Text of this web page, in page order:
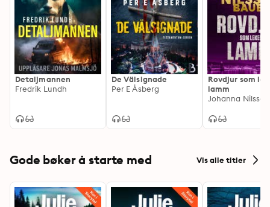
Detaljmannen
Fredrik Lundh
De Välsignade
Per E Åsberg
Rovdjur som
lamm
Gode bøker å starte med Vis alle titler